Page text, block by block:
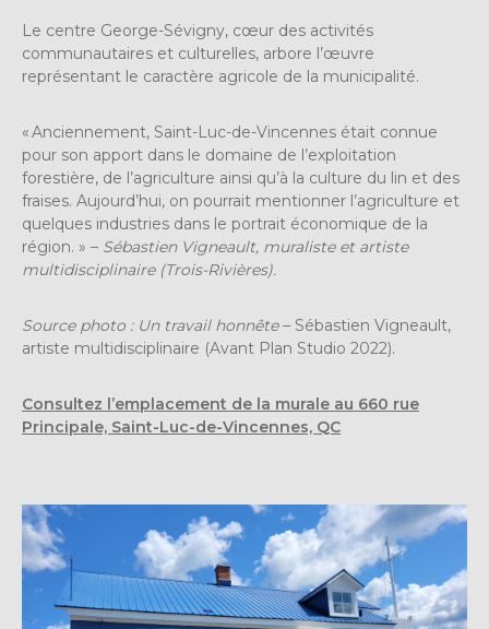
Le centre George-Sévigny, cœur des activités
communautaires et culturelles, arbore l’œuvre
représentant le caractère agricole de la municipalité.
« Anciennement, Saint-Luc-de-Vincennes était connue
pour son apport dans le domaine de l’exploitation
forestière, de l’agriculture ainsi qu’à la culture du lin et des
fraises. Aujourd’hui, on pourrait mentionner l’agriculture et
quelques industries dans le portrait économique de la
région. » – Sébastien Vigneault, muraliste et artiste
multidisciplinaire (Trois-Rivières).
Source photo : Un travail honnête– Sébastien Vigneault,
artiste multidisciplinaire (Avant Plan Studio 2022).
Consultez l’emplacement de la murale au 660 rue
Principale, Saint-Luc-de-Vincennes, QC